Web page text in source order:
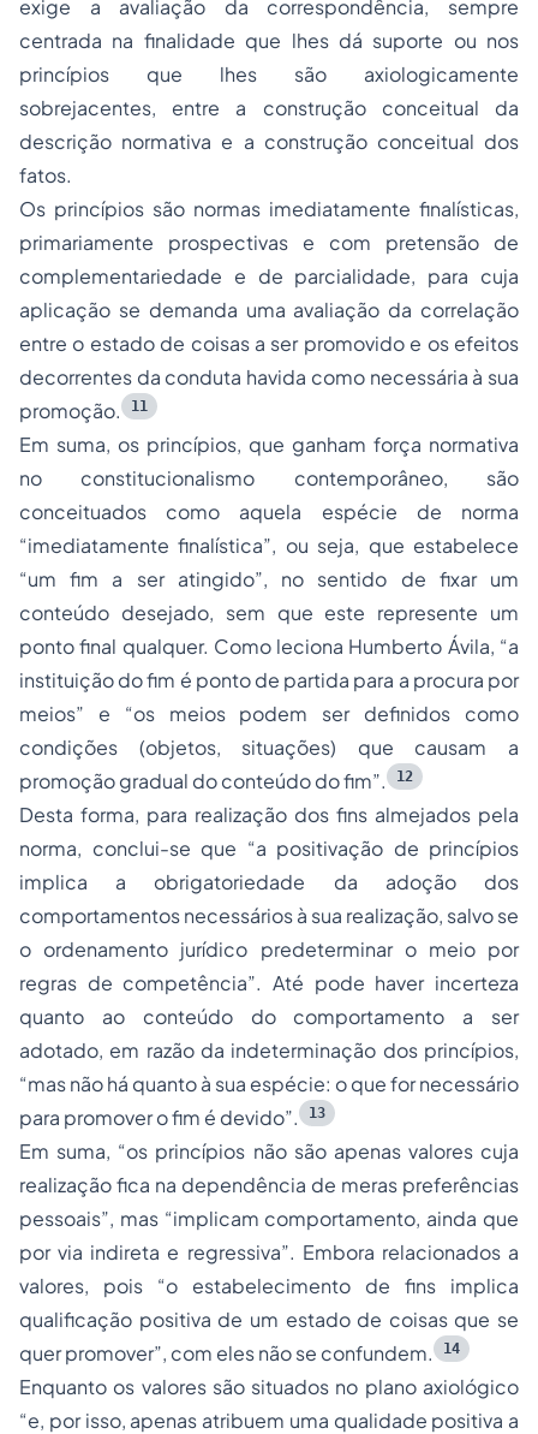
exige a avaliação da correspondência, sempre
centrada na finalidade que lhes dá suporte ou nos
princípios que lhes são axiologicamente
sobrejacentes, entre a construção conceitual da
descrição normativa e a construção conceitual dos
fatos.
Os princípios são normas imediatamente finalísticas,
primariamente prospectivas e com pretensão de
complementariedade e de parcialidade, para cuja
aplicação se demanda uma avaliação da correlação
entre o estado de coisas a ser promovido e os efeitos
decorrentes da conduta havida como necessária à sua
promoção.
11
Em suma, os princípios, que ganham força normativa
no constitucionalismo contemporâneo, são
conceituados como aquela espécie de norma
“imediatamente finalística”, ou seja, que estabelece
“um fim a ser atingido”, no sentido de fixar um
conteúdo desejado, sem que este represente um
ponto final qualquer. Como leciona Humberto Ávila, “a
instituição do fim é ponto de partida para a procura por
meios” e “os meios podem ser definidos como
condições (objetos, situações) que causam a
promoção gradual do conteúdo do fim”.
12
Desta forma, para realização dos fins almejados pela
norma, conclui-se que “a positivação de princípios
implica a obrigatoriedade da adoção dos
comportamentos necessários à sua realização, salvo se
o ordenamento jurídico predeterminar o meio por
regras de competência”. Até pode haver incerteza
quanto ao conteúdo do comportamento a ser
adotado, em razão da indeterminação dos princípios,
“mas não há quanto à sua espécie: o que for necessário
para promover o fim é devido”.
13
Em suma, “os princípios não são apenas valores cuja
realização fica na dependência de meras preferências
pessoais”, mas “implicam comportamento, ainda que
por via indireta e regressiva”. Embora relacionados a
valores, pois “o estabelecimento de fins implica
qualificação positiva de um estado de coisas que se
quer promover”, com eles não se confundem.
14
Enquanto os valores são situados no plano axiológico
“e, por isso, apenas atribuem uma qualidade positiva a